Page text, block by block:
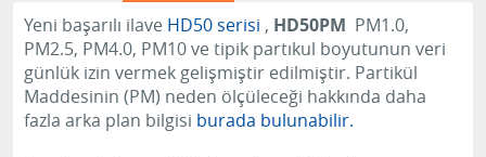
Yeni başarılı ilave HD50 serisi , HD50PM PM1.0,
PM2.5, PM4.0, PM10 ve tipik partıkul boyutunun veri
günlük izin vermek gelişmiştir edilmiştir. Partikül
Maddesinin (PM) neden ölçüleceği hakkında daha
fazla arka plan bilgisi burada bulunabilir.